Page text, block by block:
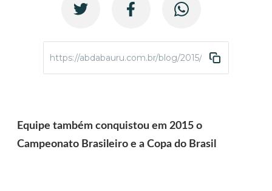
https://abdabauru.com.br/blog/2015/11/17/sub-13-
Equipe também conquistou em 2015 o
Campeonato Brasileiro e a Copa do Brasil